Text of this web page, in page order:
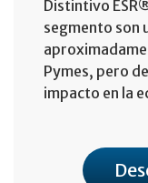
Distintivo
segmento son
Pymes, pero
impacto en la